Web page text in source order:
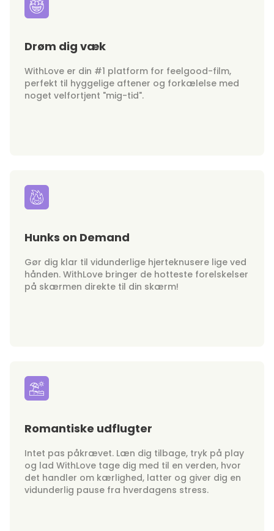
Drøm dig væk
WithLove er din #1 platform for feelgood-film,
perfekt til hyggelige aftener og forkælelse med
noget velfortjent "mig-tid".
Hunks on Demand
Gør dig klar til vidunderlige hjerteknusere lige ved
hånden. WithLove bringer de hotteste forelskelser
på skærmen direkte til din skærm!
Romantiske udflugter
Intet pas påkrævet. Læn dig tilbage, tryk på play
og lad WithLove tage dig med til en verden, hvor
det handler om kærlighed, latter og giver dig en
vidunderlig pause fra hverdagens stress.